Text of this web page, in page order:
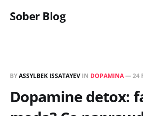
Sober Blog
BYASSYLBEK ISSATAYEV IN DOPAMINA—24
Dopamine detox: